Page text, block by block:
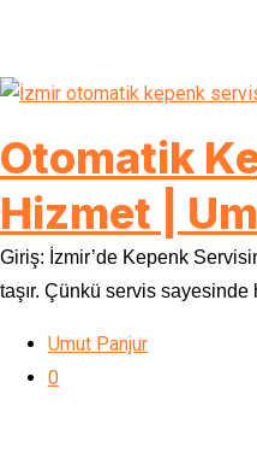
Otomatik
Hizmet |
Giriş: İzmir’de Kepenk
taşır. Çünkü servis
Umut Panjur
0